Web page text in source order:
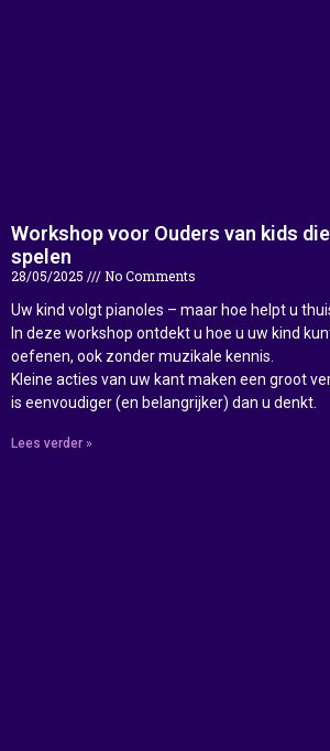
Workshop voor Ouders van kids
spelen
28/05/2025
No Comments
Uw kind volgt pianoles – maar hoe helpt u
In deze workshop ontdekt u hoe u uw kind
oefenen, ook zonder muzikale kennis.
Kleine acties van uw kant maken een groot
is eenvoudiger (en belangrijker) dan u denkt.
Lees verder »